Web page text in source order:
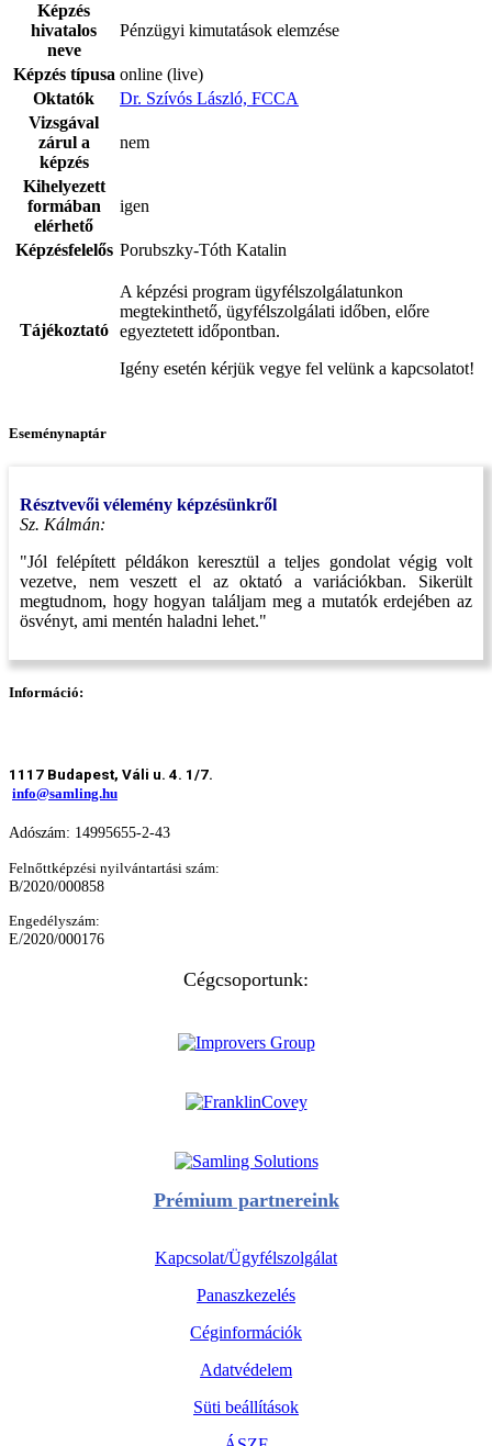
Képzés
hivatalos
neve
Pénzügyi kimutatások elemzése
Képzés típusa online (live)
Oktatók
Dr. Szívós László, FCCA
Vizsgával
zárul a
képzés
nem
Kihelyezett
formában
elérhető
igen
Képzésfelelős Porubszky-Tóth Katalin
Tájékoztató
A képzési program ügyfélszolgálatunkon
megtekinthető, ügyfélszolgálati időben, előre
egyeztetett időpontban.
Igény esetén kérjük vegye fel velünk a kapcsolatot!
Eseménynaptár
Résztvevői vélemény képzésünkről
Sz. Kálmán:
"Jól felépített példákon keresztül a teljes gondolat végig volt
vezetve, nem veszett el az oktató a variációkban. Sikerült
megtudnom, hogy hogyan találjam meg a mutatók erdejében az
ösvényt, ami mentén haladni lehet."
Információ:
1117 Budapest, Váli u. 4. 1/7.
info@samling.hu
Adószám: 14995655-2-43
Felnőttképzési nyilvántartási szám:
B/2020/000858
Engedélyszám:
E/2020/000176
Cégcsoportunk:
Prémium partnereink
Kapcsolat/Ügyfélszolgálat
Panaszkezelés
Céginformációk
Adatvédelem
Süti beállítások